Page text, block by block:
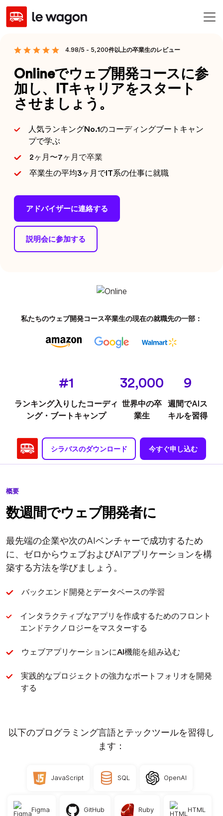
4.98/5 - 5,200件以上の卒業生のレビュー
Onlineでウェブ開発コースに参
加し、ITキャリアをスタート
させましょう。
人気ランキングNo.1のコーディングブートキャン
プで学ぶ
2ヶ月〜7ヶ月で卒業
卒業生の平均3ヶ月でIT系の仕事に就職
アドバイザーに連絡する
説明会に参加する
私たちのウェブ開発コース卒業生の現在の就職先の一部：
#1
ランキング入りしたコーディ
ング・ブートキャンプ
32,000
世界中の卒
業生
9
週間でAIス
キルを習得
シラバスのダウンロード 今すぐ申し込む
概要
数週間でウェブ開発者に
最先端の企業や次のAIベンチャーで成功するため
に、ゼロからウェブおよびAIアプリケーションを構
築する方法を学びましょう。
バックエンド開発とデータベースの学習
インタラクティブなアプリを作成するためのフロント
エンドテクノロジーをマスターする
ウェブアプリケーションにAI機能を組み込む
実践的なプロジェクトの強力なポートフォリオを開発
する
以下のプログラミング言語とテックツールを習得し
ます：
JavaScript SQL OpenAI
Figma GitHub Ruby HTML